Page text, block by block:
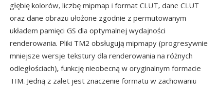
głębię kolorów, liczbę mipmap i format CLUT, dane CLUT
oraz dane obrazu ułożone zgodnie z permutowanym
układem pamięci GS dla optymalnej wydajności
renderowania. Pliki TM2 obsługują mipmapy (progresywnie
mniejsze wersje tekstury dla renderowania na różnych
odległościach), funkcję nieobecną w oryginalnym formacie
TIM. Jedną z zalet jest znaczenie formatu w zachowaniu